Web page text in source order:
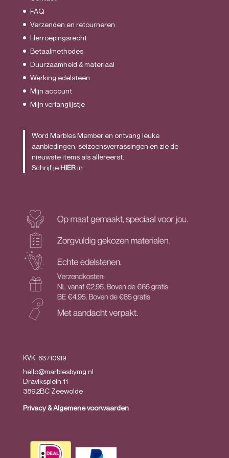
FAQ
Verzenden en retourneren
Herroepingsrecht
Betaalmethodes
Duurzaamheid & materiaal
Werking edelsteen
Mijn account
Mijn verlanglijstje
Word Marbles Member en ontvang leuke
aanbiedingen, seizoensverrassingen en zie de
nieuwste items als allereerst.
Schrijf jeHIERin.
KVK: 63710919
hello@marblesbymg.nl
Draviksplein 11
3892BC Zeewolde
Privacy&Algemene voorwaarden